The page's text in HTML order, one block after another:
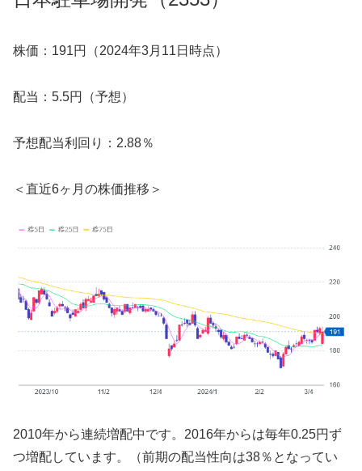
株価：191円（2024年3月11日時点）
配当：5.5円（予想）
予想配当利回り：2.88％
＜直近6ヶ月の株価推移＞
2010年から連続増配中です。2016年からは毎年0.25円ず
つ増配しています。（前期の配当性向は38％となってい